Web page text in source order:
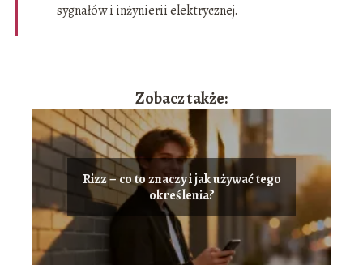
sygnałów i inżynierii elektrycznej.
Zobacz także:
Rizz – co to znaczy i jak używać tego
określenia?